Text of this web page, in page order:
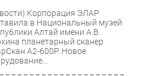
Корпорация ЭЛАР
в Национальный музей
Алтай имени А.В.
планетарный сканер
А2-600Р. Новое